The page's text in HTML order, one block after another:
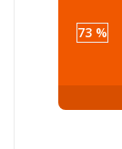
73 %